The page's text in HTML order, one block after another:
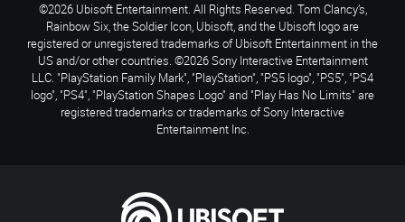
©2026 Ubisoft Entertainment. All Rights Reserved. Tom Clancy’s,
Rainbow Six, the Soldier Icon, Ubisoft, and the Ubisoft logo are
registered or unregistered trademarks of Ubisoft Entertainment in the
US and/or other countries. ©2026 Sony Interactive Entertainment
LLC. "PlayStation Family Mark", "PlayStation", "PS5 logo", "PS5", "PS4
logo", "PS4", "PlayStation Shapes Logo" and "Play Has No Limits" are
registered trademarks or trademarks of Sony Interactive
Entertainment Inc.